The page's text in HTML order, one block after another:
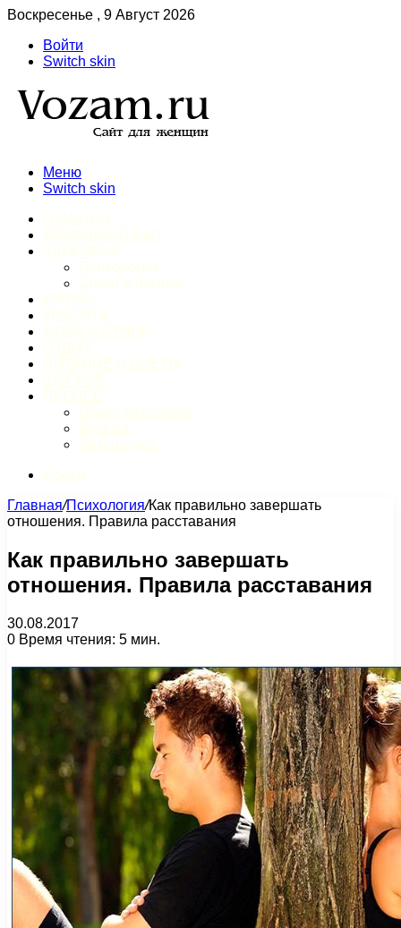
Воскресенье , 9 Август 2026
Войти
Switch skin
Меню
Switch skin
Главная/Психология/Как правильно завершать
отношения. Правила расставания
Как правильно завершать
отношения. Правила расставания
30.08.2017
0 Время чтения: 5 мин.